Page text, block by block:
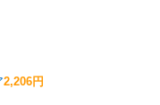
2,206円